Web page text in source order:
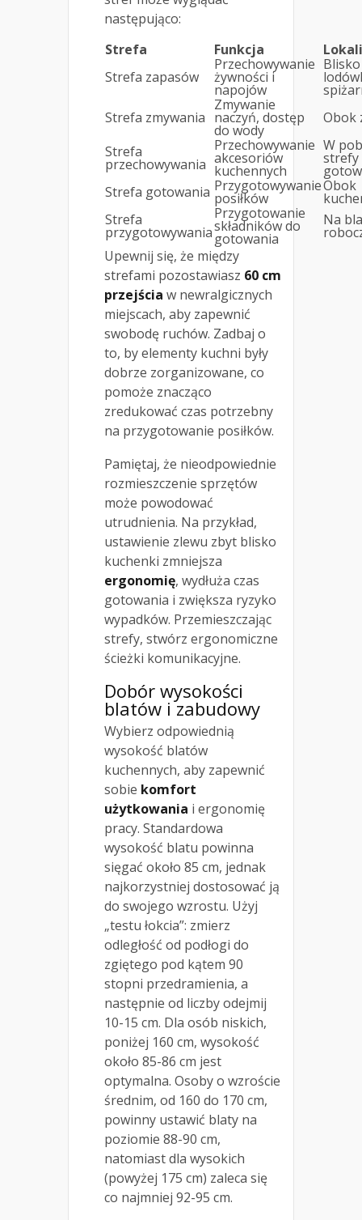
następująco:
Strefa
Funkcja
Strefa zapasów
Przechowywanie
żywności i
napojów
Blisko
Strefa zmywania
Zmywanie
naczyń, dostęp
do wody
Obok
Strefa
przechowywania
Przechowywanie
akcesoriów
kuchennych
W
strefy
Strefa gotowania Przygotowywanie
posiłków
Obok
Strefa
przygotowywania
Przygotowanie
składników do
gotowania
Na
Upewnij się, że między
strefami pozostawiasz 60 cm
przejścia w newralgicznych
miejscach, aby zapewnić
swobodę ruchów. Zadbaj o
to, by elementy kuchni były
dobrze zorganizowane, co
pomoże znacząco
zredukować czas potrzebny
na przygotowanie posiłków.
Pamiętaj, że nieodpowiednie
rozmieszczenie sprzętów
może powodować
utrudnienia. Na przykład,
ustawienie zlewu zbyt blisko
kuchenki zmniejsza
ergonomię, wydłuża czas
gotowania i zwiększa ryzyko
wypadków. Przemieszczając
strefy, stwórz ergonomiczne
ścieżki komunikacyjne.
Dobór wysokości
blatów i zabudowy
Wybierz odpowiednią
wysokość blatów
kuchennych, aby zapewnić
sobie komfort
użytkowania i ergonomię
pracy. Standardowa
wysokość blatu powinna
sięgać około 85 cm, jednak
najkorzystniej dostosować ją
do swojego wzrostu. Użyj
„testu łokcia”: zmierz
odległość od podłogi do
zgiętego pod kątem 90
stopni przedramienia, a
następnie od liczby odejmij
10-15 cm. Dla osób niskich,
poniżej 160 cm, wysokość
około 85-86 cm jest
optymalna. Osoby o wzroście
średnim, od 160 do 170 cm,
powinny ustawić blaty na
poziomie 88-90 cm,
natomiast dla wysokich
(powyżej 175 cm) zaleca się
co najmniej 92-95 cm.